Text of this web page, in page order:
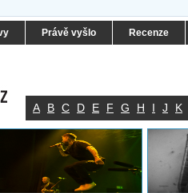
Právě vyšlo Recenze
A B C D E F G H I J K